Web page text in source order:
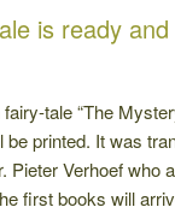
is ready
tale “The
be printed. It was
Pieter Verhoef who
first books will